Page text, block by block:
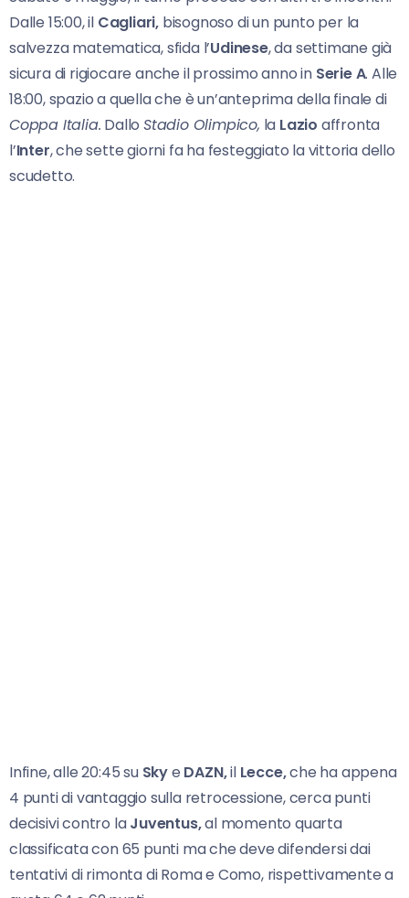
Dalle 15:00, il Cagliari, bisognoso di un punto per la
salvezza matematica, sfida l’Udinese, da settimane già
sicura di rigiocare anche il prossimo anno in Serie A. Alle
18:00, spazio a quella che è un’anteprima della finale di
Coppa Italia. DalloStadio Olimpico, la Lazio affronta
l’Inter, che sette giorni fa ha festeggiato la vittoria dello
scudetto.
Infine, alle 20:45 su Skye DAZN,il Lecce,che ha appena
4 punti di vantaggio sulla retrocessione, cerca punti
decisivi contro laJuventus,al momento quarta
classificata con 65 punti ma che deve difendersi dai
tentativi di rimonta di Roma e Como, rispettivamente a